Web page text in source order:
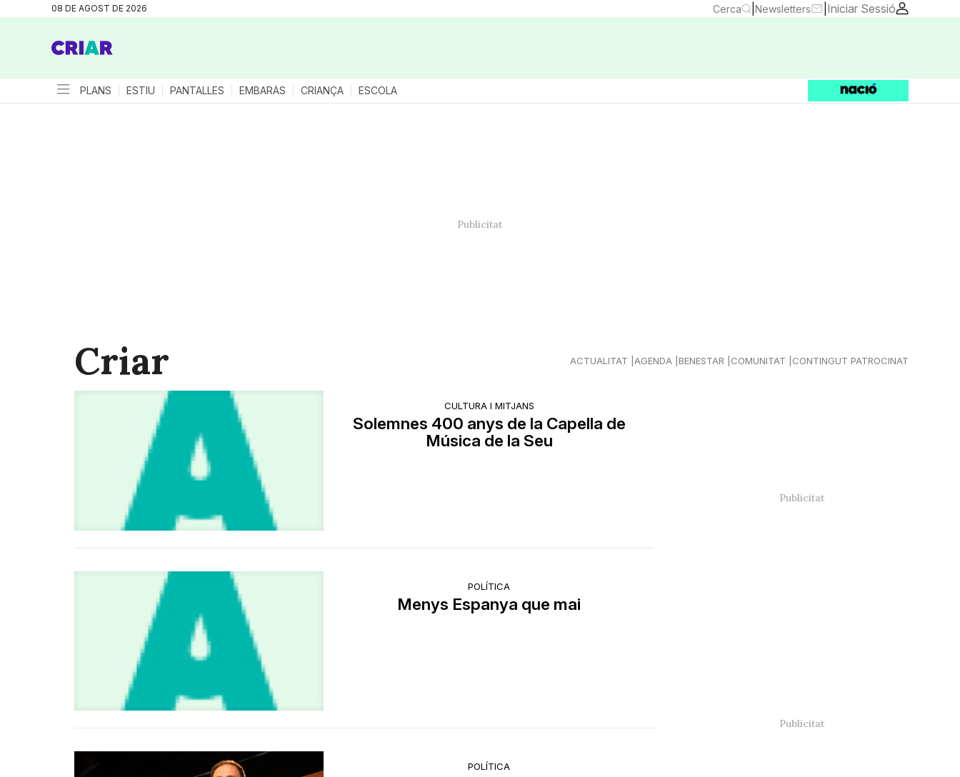
08 DE AGOST DE 2026 Cerca Newsletters Iniciar Sessió
PLANS ESTIU PANTALLES EMBARÀS CRIANÇA ESCOLA
Criar ACTUALITAT AGENDA BENESTAR COMUNITAT CONTINGUT PATROCINAT
CULTURA I MITJANS
Solemnes 400 anys de la Capella de
Música de la Seu
POLÍTICA
Menys Espanya que mai
POLÍTICA